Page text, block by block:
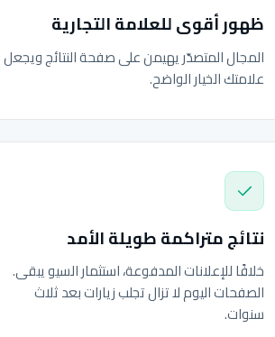
ظهور أقوى للعلامة التجارية
المجال المتصدّر يهيمن على صفحة النتائج ويجعل
علامتك الخيار الواضح.
نتائج متراكمة طويلة الأمد
خلافًا للإعلانات المدفوعة، استثمار السيو يبقى.
الصفحات اليوم لا تزال تجلب زيارات بعد ثلاث
سنوات.